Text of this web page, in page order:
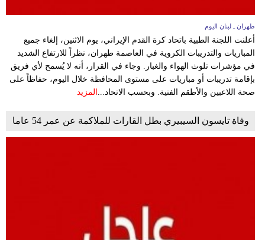
طهران ـ لبنان اليوم
أعلنت اللجنة الطبية باتحاد كرة القدم الإيراني، يوم الاثنين، إلغاء جميع
المباريات والتدريبات الكروية في العاصمة طهران، نظراً للارتفاع الشديد
في مؤشرات تلوث الهواء والغبار. وجاء في القرار، أنه لا يُسمح لأي فريق
بإقامة تدريبات أو مباريات على مستوى المحافظة خلال اليوم، حفاظاً على
صحة اللاعبين والأطقم الفنية. وبحسب الاتحاد...
المزيد
وفاة تايسون السيبيري بطل القارات للملاكمة عن عمر 54 عاما